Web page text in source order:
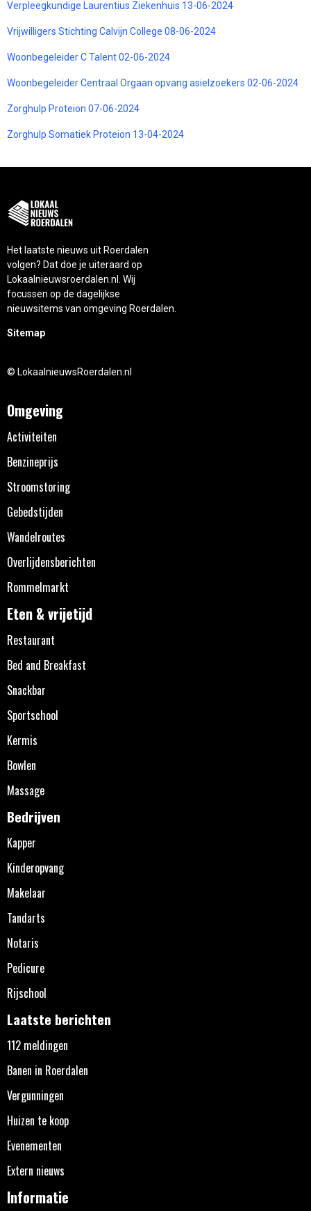
Verpleegkundige Laurentius Ziekenhuis 13-06-2024
Vrijwilligers Stichting Calvijn College 08-06-2024
Woonbegeleider C Talent 02-06-2024
Woonbegeleider Centraal Orgaan opvang asielzoekers 02-06-2024
Zorghulp Proteion 07-06-2024
Zorghulp Somatiek Proteion 13-04-2024
Het laatste nieuws uit Roerdalen
volgen? Dat doe je uiteraard op
Lokaalnieuwsroerdalen.nl. Wij
focussen op de dagelijkse
nieuwsitems van omgeving Roerdalen.
Sitemap
© LokaalnieuwsRoerdalen.nl
Omgeving
Activiteiten
Benzineprijs
Stroomstoring
Gebedstijden
Wandelroutes
Overlijdensberichten
Rommelmarkt
Eten & vrijetijd
Restaurant
Bed and Breakfast
Snackbar
Sportschool
Kermis
Bowlen
Massage
Bedrijven
Kapper
Kinderopvang
Makelaar
Tandarts
Notaris
Pedicure
Rijschool
Laatste berichten
112 meldingen
Banen in Roerdalen
Vergunningen
Huizen te koop
Evenementen
Extern nieuws
Informatie